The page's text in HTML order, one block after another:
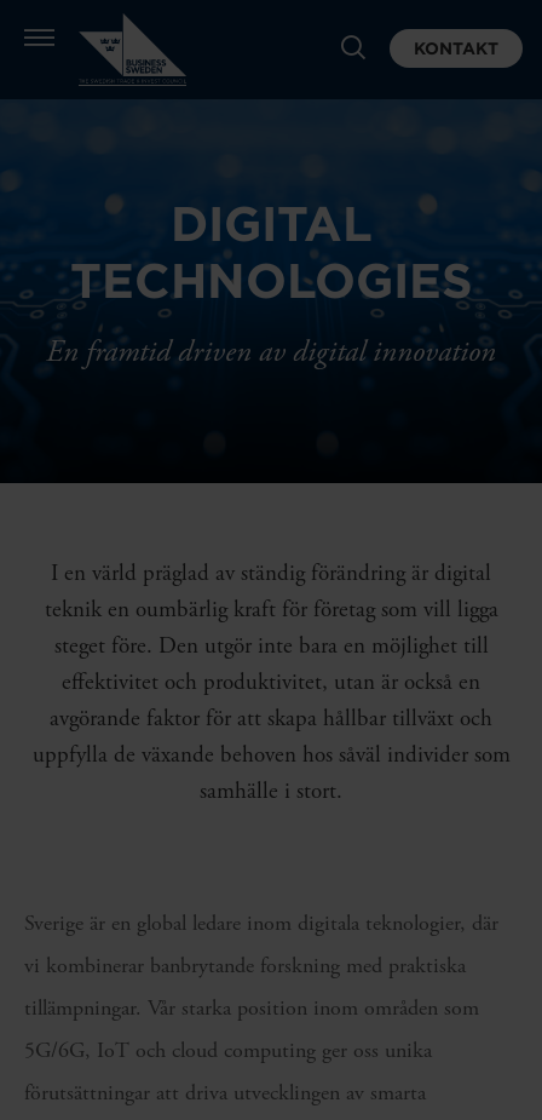
KONTAKT
DIGITAL
TECHNOLOGIES
En framtid driven av digital innovation
I en värld präglad av ständig förändring är digital
teknik en oumbärlig kraft för företag som vill ligga
steget före. Den utgör inte bara en möjlighet till
effektivitet och produktivitet, utan är också en
avgörande faktor för att skapa hållbar tillväxt och
uppfylla de växande behoven hos såväl individer som
samhälle i stort.
Sverige är en global ledare inom digitala teknologier, där
vi kombinerar banbrytande forskning med praktiska
tillämpningar. Vår starka position inom områden som
5G/6G, IoT och cloud computing ger oss unika
förutsättningar att driva utvecklingen av smarta